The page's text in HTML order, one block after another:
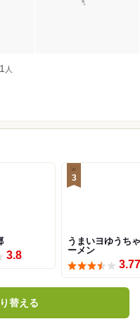
人
3.8
3
うまいヨゆうち
ーメン
3.77
替える